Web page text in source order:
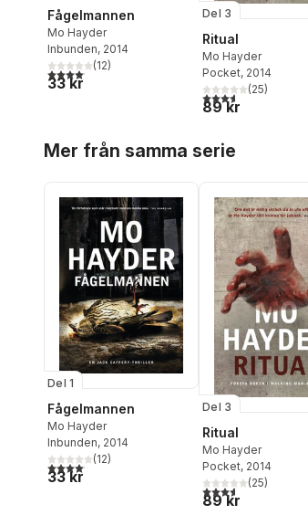
Fågelmannen
Mo Hayder
Inbunden, 2014
4,1utav 5 stjärnor. Totalt antal röster:
(12)
33 kr
Del 3
Ritual
Mo Hayder
Pocket, 2014
3,6utav 5 stjärnor.
(25)
89 kr
Mer från samma serie
Del 1
Fågelmannen
Mo Hayder
Inbunden, 2014
4,1utav 5 stjärnor. Totalt antal röster:
(12)
33 kr
Del 3
Ritual
Mo Hayder
Pocket, 2014
3,6utav 5 stjärnor.
(25)
89 kr